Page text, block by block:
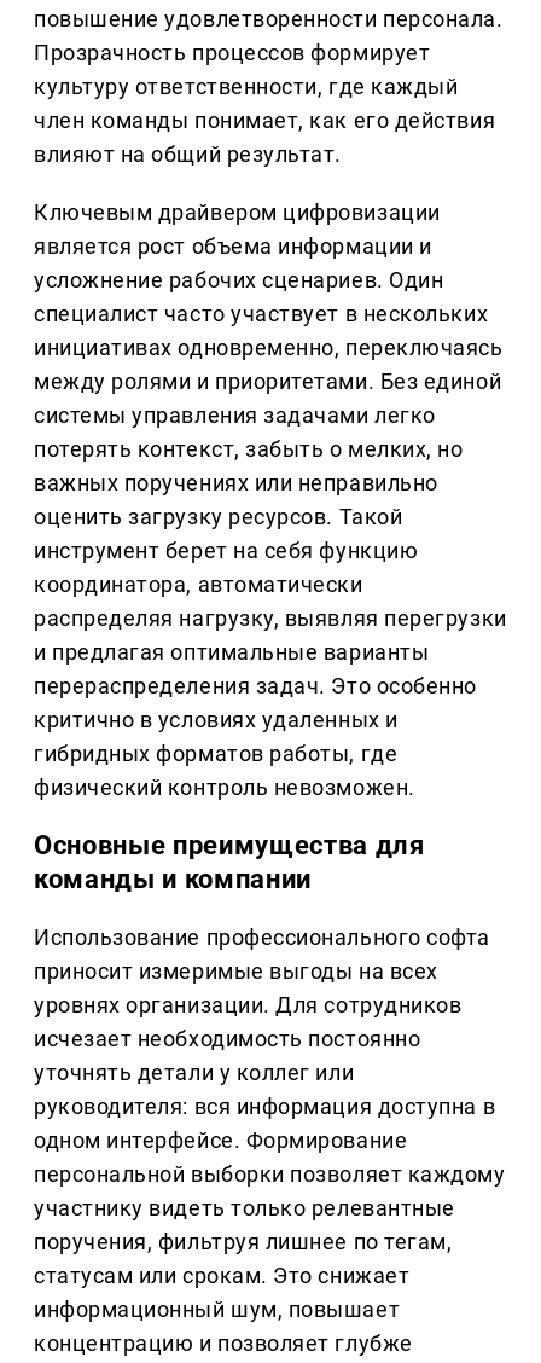
повышение удовлетворенности персонала.
Прозрачность процессов формирует
культуру ответственности, где каждый
член команды понимает, как его действия
влияют на общий результат.
Ключевым драйвером цифровизации
является рост объема информации и
усложнение рабочих сценариев. Один
специалист часто участвует в нескольких
инициативах одновременно, переключаясь
между ролями и приоритетами. Без единой
системы управления задачами легко
потерять контекст, забыть о мелких, но
важных поручениях или неправильно
оценить загрузку ресурсов. Такой
инструмент берет на себя функцию
координатора, автоматически
распределяя нагрузку, выявляя перегрузки
и предлагая оптимальные варианты
перераспределения задач. Это особенно
критично в условиях удаленных и
гибридных форматов работы, где
физический контроль невозможен.
Основные преимущества для
команды и компании
Использование профессионального софта
приносит измеримые выгоды на всех
уровнях организации. Для сотрудников
исчезает необходимость постоянно
уточнять детали у коллег или
руководителя: вся информация доступна в
одном интерфейсе. Формирование
персональной выборки позволяет каждому
участнику видеть только релевантные
поручения, фильтруя лишнее по тегам,
статусам или срокам. Это снижает
информационный шум, повышает
концентрацию и позволяет глубже